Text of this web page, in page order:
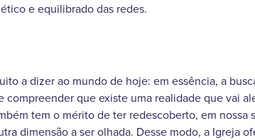
e equilibrado das redes.
a dizer ao mundo de hoje: em essência, a
compreender que existe uma realidade que vai
tem o mérito de ter redescoberto, em nossa
dimensão a ser olhada. Desse modo, a Igreja